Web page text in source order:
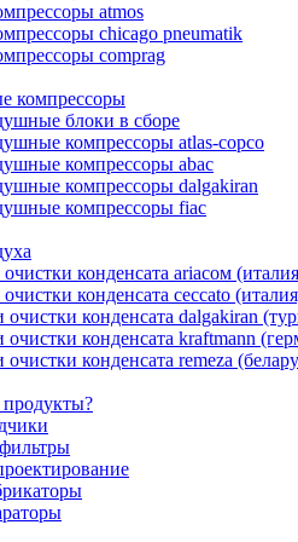
atmos
chicago pneumatik
comprag
компрессоры
блоки в сборе
компрессоры atlas-copco
компрессоры abac
компрессоры dalgakiran
компрессоры fiac
конденсата ariacом
конденсата ceccato
конденсата dalgakiran
конденсата kraftmann
конденсата remeza